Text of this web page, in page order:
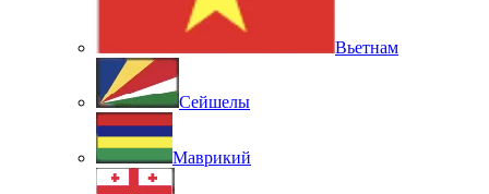
Вьетнам
Сейшелы
Маврикий